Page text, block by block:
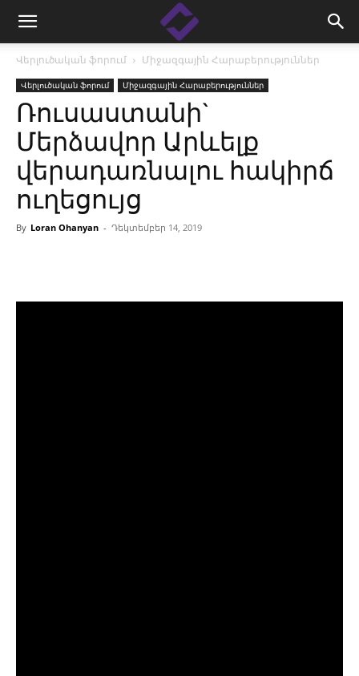
Վերլուծական ֆորում Միջազգային Հարաբերություններ
Վերլուծական ֆորում Միջազգային Հարաբերություններ
Ռուսաստանի`
Մերձավոր Արևելք
վերադառնալու հակիրճ
ուղեցույց
By Loran Ohanyan - Դեկտեմբեր 14, 2019